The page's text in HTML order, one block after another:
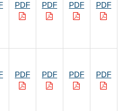
PDF PDF PDF PDF
PDF PDF PDF PDF